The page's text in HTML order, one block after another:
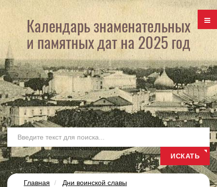
Календарь знаменательных
и памятных дат на 2025 год
ИСКАТЬ
Главная
Дни воинской славы